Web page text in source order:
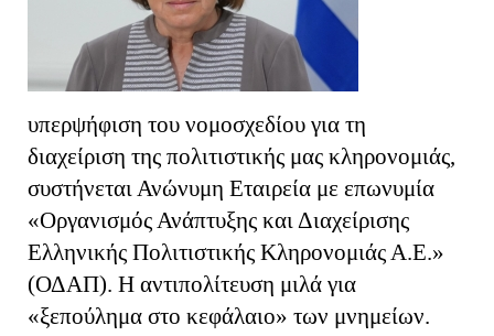
υπερψήφιση του νομοσχεδίου για τη
διαχείριση της πολιτιστικής μας κληρονομιάς,
συστήνεται Ανώνυμη Εταιρεία με επωνυμία
«Οργανισμός Ανάπτυξης και Διαχείρισης
Ελληνικής Πολιτιστικής Κληρονομιάς Α.Ε.»
(ΟΔΑΠ). Η αντιπολίτευση μιλά για
«ξεπούλημα στο κεφάλαιο» των μνημείων.